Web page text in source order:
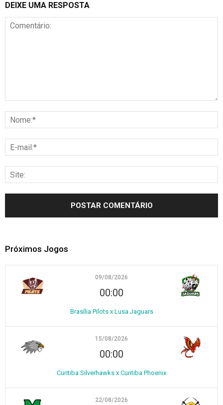
DEIXE UMA RESPOSTA
Próximos Jogos
09/08/2026
00:00
Brasília Pilots x Lusa Jaguars
15/08/2026
00:00
Curitiba Silverhawks x Curitiba Phoenix
22/08/2026